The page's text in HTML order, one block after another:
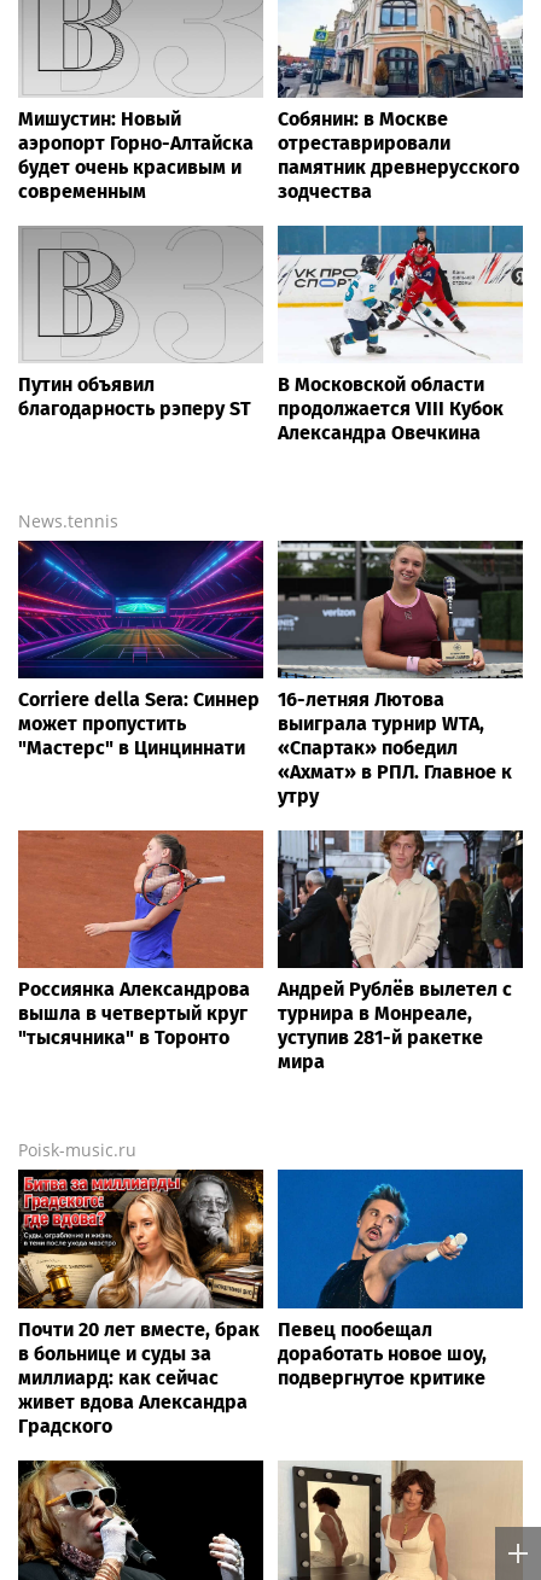
Мишустин: Новый
аэропорт Горно-Алтайска
будет очень красивым и
современным
Собянин: в Москве
отреставрировали
памятник древнерусского
зодчества
Путин объявил
благодарность рэперу ST
В Московской области
продолжается VIII Кубок
Александра Овечкина
News.tennis
Corriere della Sera: Синнер
может пропустить
"Мастерс" в Цинциннати
16-летняя Лютова
выиграла турнир WTA,
«Спартак» победил
«Ахмат» в РПЛ. Главное к
утру
Россиянка Александрова
вышла в четвертый круг
"тысячника" в Торонто
Андрей Рублёв вылетел с
турнира в Монреале,
уступив 281-й ракетке
мира
Poisk-music.ru
Почти 20 лет вместе, брак
в больнице и суды за
миллиард: как сейчас
живет вдова Александра
Градского
Певец пообещал
доработать новое шоу,
подвергнутое критике